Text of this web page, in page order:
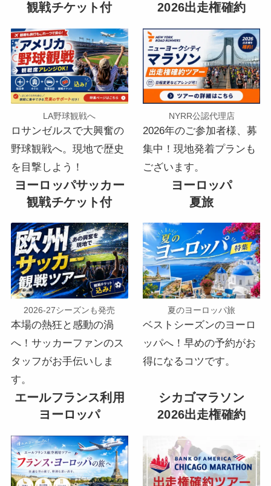
観戦チケット付
LA野球観戦へ
ロサンゼルスで大興奮の
野球観戦へ。現地で歴史
を目撃しよう！
2026出走権確約
NYRR公認代理店
2026年のご参加者様、募
集中！現地発着プランも
ございます。
ヨーロッパサッカー
観戦チケット付
2026-27シーズンも発売
本場の熱狂と感動の渦
へ！サッカーファンのス
タッフがお手伝いしま
す。
ヨーロッパ
夏旅
夏のヨーロッパ旅
ベストシーズンのヨーロ
ッパへ！早めの予約がお
得になるコツです。
エールフランス利用
ヨーロッパ
シカゴマラソン
2026出走権確約